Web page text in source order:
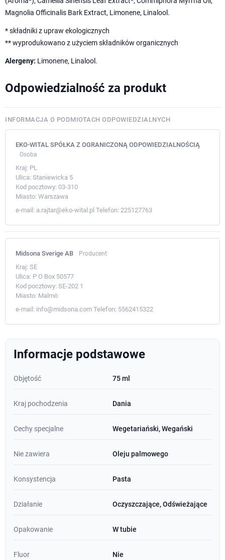
Magnolia Officinalis Bark Extract, Limonene, Linalool.
* składniki z upraw ekologicznych
** wyprodukowano z użyciem składników organicznych
Alergeny: Limonene, Linalool.
Odpowiedzialność za produkt
INFORMACJA O PODMIOTACH ODPOWIEDZIALNYCH
EKO-WITAL SPÓŁKA Z OGRANICZONĄ ODPOWIEDZIALNOŚCIĄ
Osoba
Kraj: PL
Ulica: Staniewicka 5
Kod pocztowy: 03-310
Miasto: Warszawa
e-mail: a.rajtar@eko-wital.pl Telefon: 225127763
Midsona Sverige AB Producent
Kraj: SE
Ulica: P O Box 50577
Kod pocztowy: SE-202 1
Miasto: Malmö
e-mail: info@midsona.com Telefon: 5562415322
Informacje podstawowe
Objętość 75 ml
Kraj pochodzenia Dania
Cechy specjalne Wegetariański, Wegański
Nie zawiera Oleju palmowego
Konsystencja Pasta
Działanie Oczyszczające, Odświeżające
Opakowanie W tubie
Fluor Nie